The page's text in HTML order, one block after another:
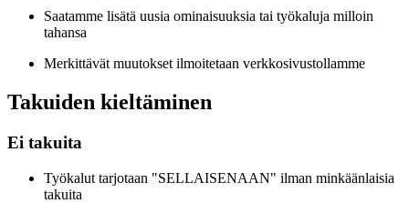
Saatamme lisätä uusia ominaisuuksia tai työkaluja milloin
tahansa
Merkittävät muutokset ilmoitetaan verkkosivustollamme
Takuiden kieltäminen
Ei takuita
Työkalut tarjotaan "SELLAISENAAN" ilman minkäänlaisia
takuita